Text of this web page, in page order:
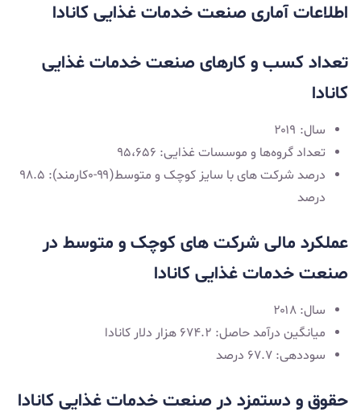
اطلاعات آماری صنعت خدمات غذایی کانادا
تعداد کسب و کارهای صنعت خدمات غذایی
کانادا
سال: ۲۰۱۹
تعداد گروه‌ها و موسسات غذایی: ۹۵،۶۵۶
درصد شرکت های با سایز کوچک و متوسط(۹۹-۰کارمند): ۹۸.۵
درصد
عملکرد مالی شرکت‌ های کوچک و متوسط در
صنعت خدمات غذایی کانادا
سال: ۲۰۱۸
میانگین درآمد حاصل: ۶۷۴.۲ هزار دلار کانادا
سوددهی: ۶۷.۷ درصد
حقوق و دستمزد در صنعت خدمات غذایی کانادا